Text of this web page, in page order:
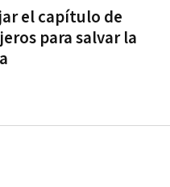
el capítulo de
para salvar la